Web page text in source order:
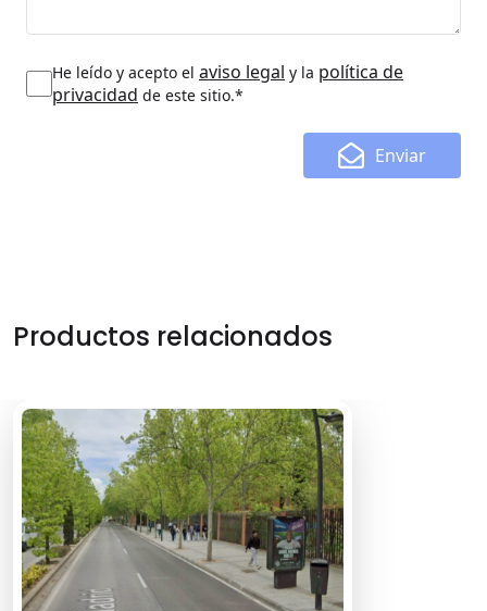
He leído y acepto el aviso legal y la política de
privacidad de este sitio.*
Enviar
Productos relacionados